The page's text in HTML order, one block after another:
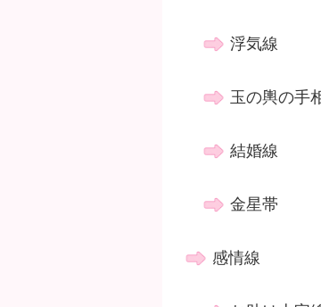
浮気線
玉の輿の手
結婚線
金星帯
感情線